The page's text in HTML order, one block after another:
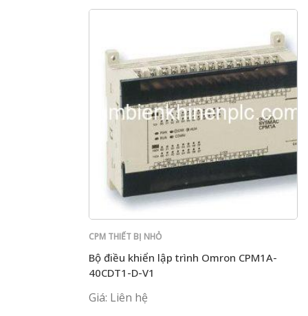
CPM THIẾT BỊ NHỎ
Bộ điều khiển lập trình Omron CPM1A-
40CDT1-D-V1
Giá: Liên hệ